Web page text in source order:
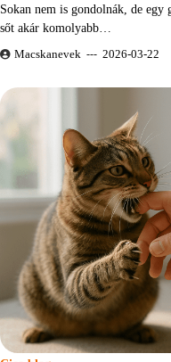
Sokan nem is gondolnák, de egy
sőt akár komolyabb…
Macskanevek 2026-03-22